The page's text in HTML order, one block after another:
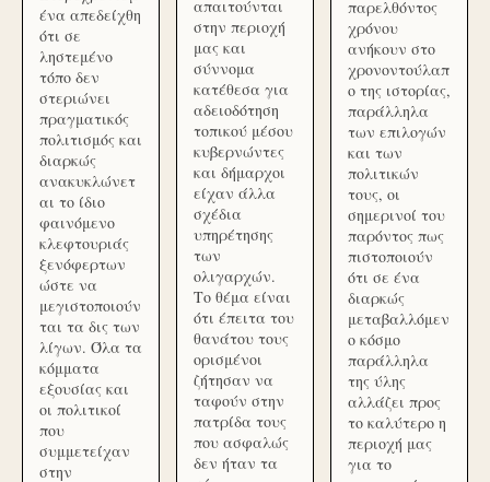
ένα απεδείχθη
ότι σε
ληστεμένο
τόπο δεν
στεριώνει
πραγματικός
πολιτισμός και
διαρκώς
ανακυκλώνετ
αι το ίδιο
φαινόμενο
κλεφτουριάς
ξενόφερτων
ώστε να
μεγιστοποιούν
ται τα δις των
λίγων. Όλα τα
κόμματα
εξουσίας και
οι πολιτικοί
που
συμμετείχαν
στην
απαιτούνται
στην περιοχή
μας και
σύννομα
κατέθεσα για
αδειοδότηση
τοπικού μέσου
κυβερνώντες
και δήμαρχοι
είχαν άλλα
σχέδια
υπηρέτησης
των
ολιγαρχών.
Το θέμα είναι
ότι έπειτα του
θανάτου τους
ορισμένοι
ζήτησαν να
ταφούν στην
πατρίδα τους
που ασφαλώς
δεν ήταν τα
παρελθόντος
χρόνου
ανήκουν στο
χρονοντούλαπ
ο της ιστορίας,
παράλληλα
των επιλογών
και των
πολιτικών
τους, οι
σημερινοί του
παρόντος πως
πιστοποιούν
ότι σε ένα
διαρκώς
μεταβαλλόμεν
ο κόσμο
παράλληλα
της ύλης
αλλάζει προς
το καλύτερο η
περιοχή μας
για το